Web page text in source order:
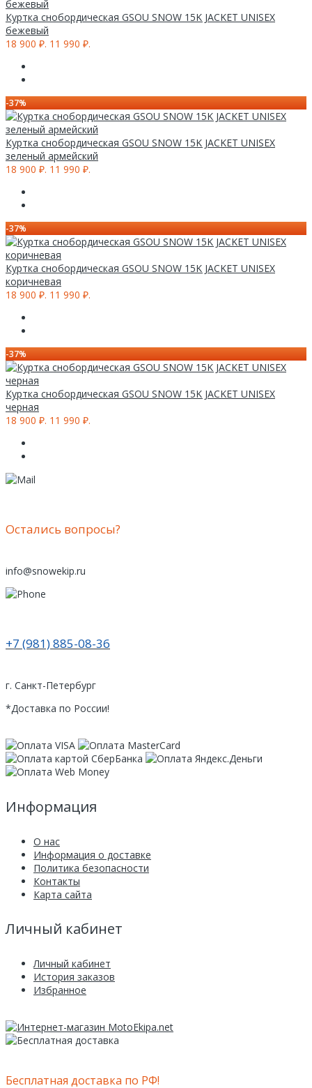
Куртка снобордическая GSOU SNOW 15K JACKET UNISEX
бежевый
18 900 ₽. 11 990 ₽.
-37%
Куртка снобордическая GSOU SNOW 15K JACKET UNISEX
зеленый армейский
18 900 ₽. 11 990 ₽.
-37%
Куртка снобордическая GSOU SNOW 15K JACKET UNISEX
коричневая
18 900 ₽. 11 990 ₽.
-37%
Куртка снобордическая GSOU SNOW 15K JACKET UNISEX
черная
18 900 ₽. 11 990 ₽.
Остались вопросы?
info@snowekip.ru
+7 (981) 885-08-36
г. Санкт-Петербург
*Доставка по России!
Информация
О нас
Информация о доставке
Политика безопасности
Контакты
Карта сайта
Личный кабинет
Личный кабинет
История заказов
Избранное
Бесплатная доставка по РФ!